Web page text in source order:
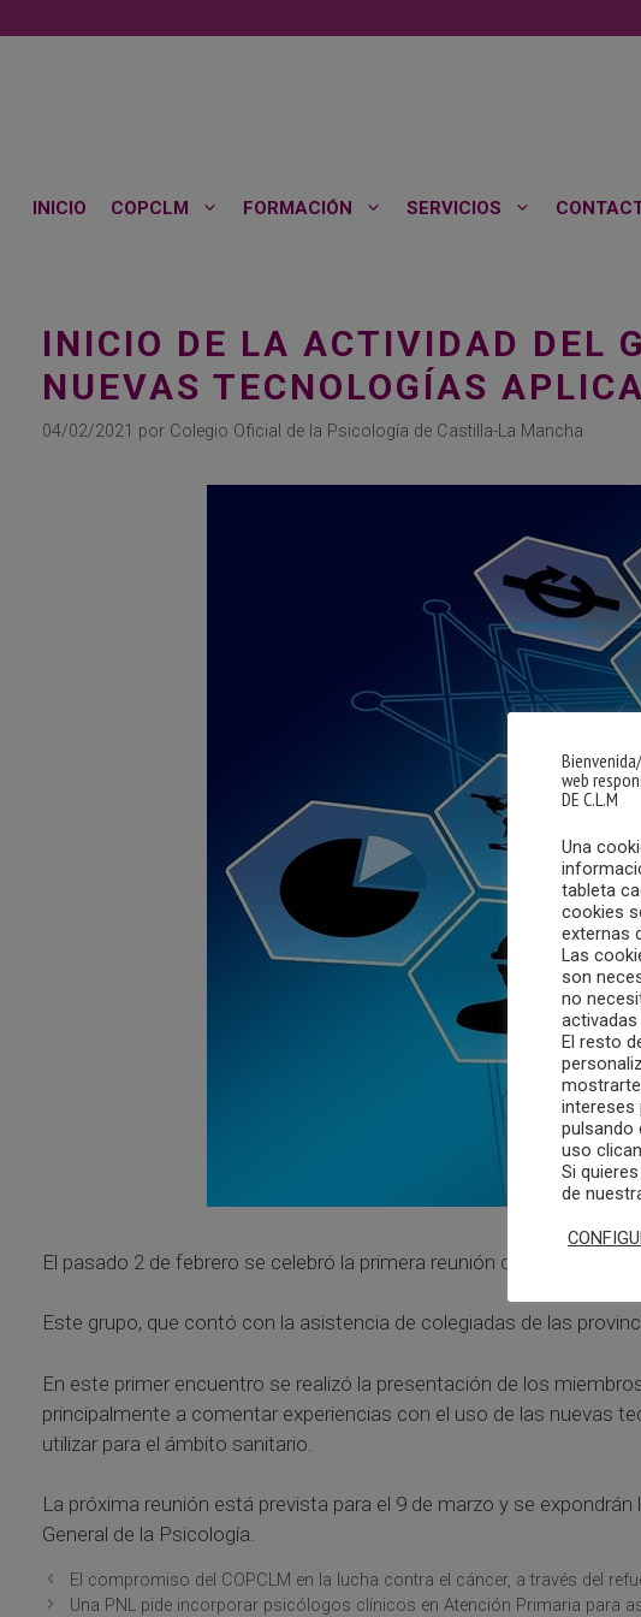
al
INICIO COPCLM FORMACIÓN SERVICIOS
INICIO DE LA ACTIVIDAD DEL
NUEVAS TECNOLOGÍAS
04/02/2021 por Colegio Oficial de la Psicología de Castilla-La Mancha
El pasado 2 de febrero se celebró la primera reunión del Grupo de
Este grupo, que contó con la asistencia de colegiadas de las
En este primer encuentro se realizó la presentación de los
principalmente a comentar experiencias con el uso de las nuevas
utilizar para el ámbito sanitario.
La próxima reunión está prevista para el 9 de marzo y se
General de la Psicología.
El compromiso del COPCLM en la lucha contra el cáncer, a través del
Una PNL pide incorporar psicólogos clínicos en Atención Primaria para
web
DE C.L.M
Una
tableta
cookies
externas
Las
son
no
El resto
intereses
pulsando
uso
Si
de